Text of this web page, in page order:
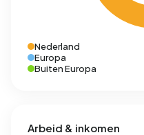
Nederland
Europa
Buiten Europa
Arbeid & inkomen